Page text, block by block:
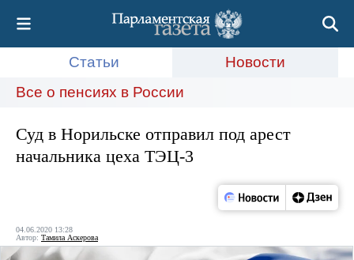
Статьи
Новости
Все о пенсиях в России
Суд в Норильске отправил под арест
начальника цеха ТЭЦ-3
04.06.2020 13:28
Автор: Тамила Аскерова